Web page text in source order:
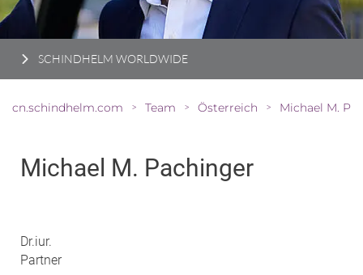
SCHINDHELM WORLDWIDE
cn.schindhelm.com > Team > Österreich >
Michael M. Pachinger
Dr.iur.
Partner